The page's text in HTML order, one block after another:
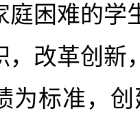
庭困难的学
，改革创新
为标准，